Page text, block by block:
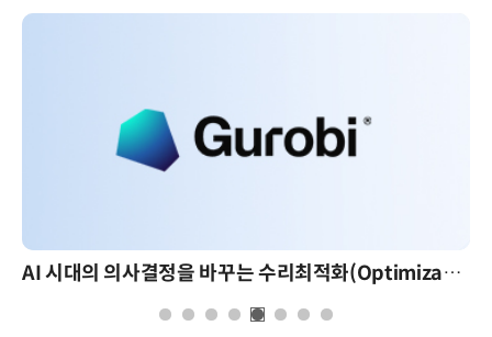
AI 시대의 의사결정을 바꾸는 수리최적화(Optimization): 실제 산업 적용 사례와 활용 전략